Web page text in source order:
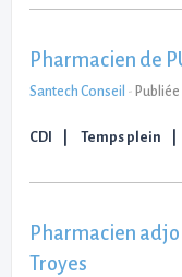
Pharmacien de
Santech Conseil -
CDI Temps plein
Pharmacien
Troyes